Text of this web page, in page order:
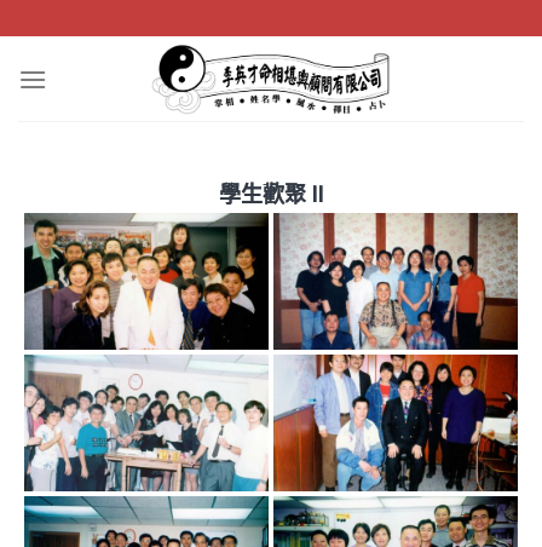
to
content
學生歡聚 II